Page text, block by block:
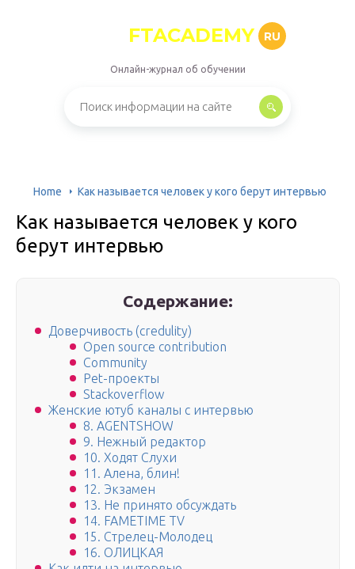
FTACADEMY RU
Онлайн-журнал об обучении
Home Как называется человек у кого берут интервью
Как называется человек у кого
берут интервью
Содержание:
Доверчивость (credulity)
Open source contribution
Community
Pet-проекты
Stackoverflow
Женские ютуб каналы с интервью
8. AGENTSHOW
9. Нежный редактор
10. Ходят Слухи
11. Алена, блин!
12. Экзамен
13. Не принято обсуждать
14. FAMETIME TV
15. Стрелец-Молодец
16. ОЛИЦКАЯ